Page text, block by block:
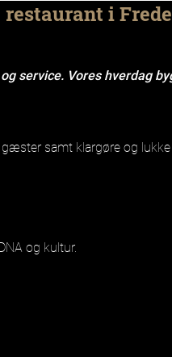
i
service. Vores hverdag
samt klargøre og lukke
og kultur.